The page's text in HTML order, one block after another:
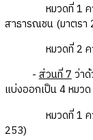
หมวดที่ 1 ความ
สาธารณชน (มาตรา
หมวดที่ 2 ความ
-ส่วนที่ 7ว่าด้
แบ่งออกเป็น 4 หมว
หมวดที่ 1 ความ
253)